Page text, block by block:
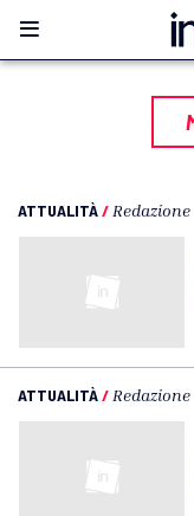
ATTUALITÀ/ Redazione
ATTUALITÀ/ Redazione